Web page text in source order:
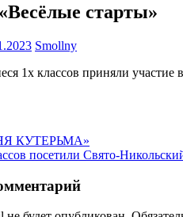
старты»
Smollny
1х классов приняли участие
КУТЕРЬМА»
посетили Свято-